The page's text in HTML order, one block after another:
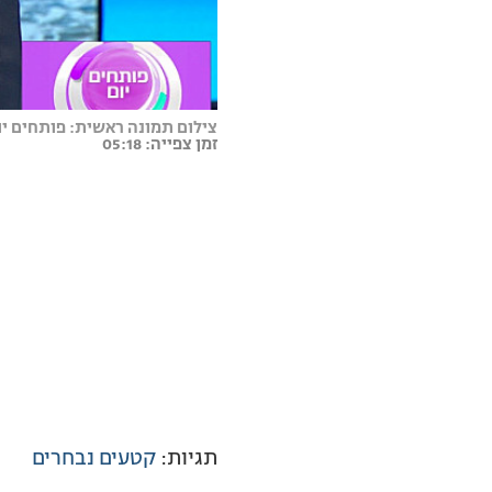
צילום תמונה ראשית: פותחים
זמן צפייה: 05:18
תגיות:קטעים נבחרים